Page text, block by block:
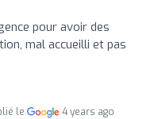
pour avoir des
mal accueilli et pas
le 4 years ago